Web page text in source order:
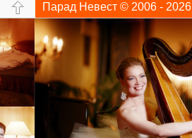
Парад Невест © 2006 - 2026